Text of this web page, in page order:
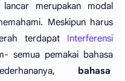
merupakan modal
Meskipun harus
terdapat Interferensi
semua pemakai bahasa
bahasa